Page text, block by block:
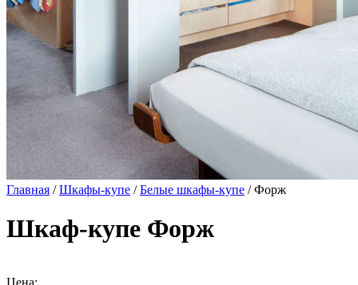
Главная /Шкафы-купе /Белые шкафы-купе / Форж
Шкаф-купе Форж
Цена: